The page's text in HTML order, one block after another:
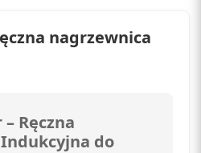
nagrzewnica
Ręczna
do